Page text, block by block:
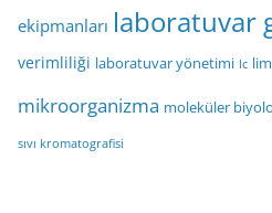
ekipmanları laboratuvar
verimliliği laboratuvar yönetimi lc
mikroorganizma moleküler
sıvı kromatografisi